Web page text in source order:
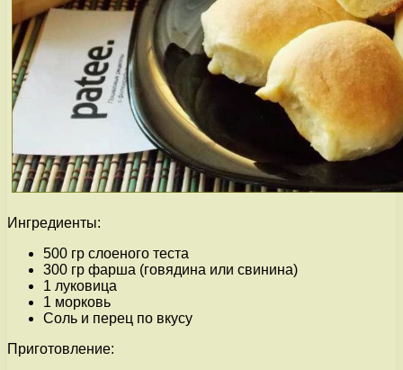
Ингредиенты:
500 гр слоеного теста
300 гр фарша (говядина или свинина)
1 луковица
1 морковь
Соль и перец по вкусу
Приготовление: